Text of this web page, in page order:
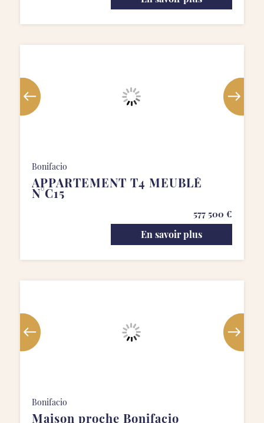
APPARTEMENT T4 MEUBLÉ
N°C15
Bonifacio
577 500 €
En savoir plus
Maison proche Bonifacio
Bonifacio